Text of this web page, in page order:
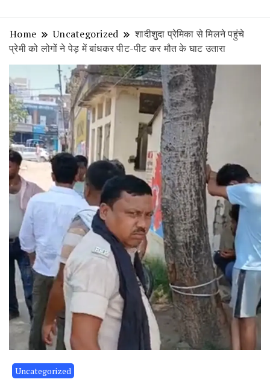
Home Uncategorized
शादीशुदा प्रेमिका से मिलने पहुंचे
प्रेमी को लोगों ने पेड़ में बांधकर पीट-पीट कर मौत के घाट उतारा
Uncategorized